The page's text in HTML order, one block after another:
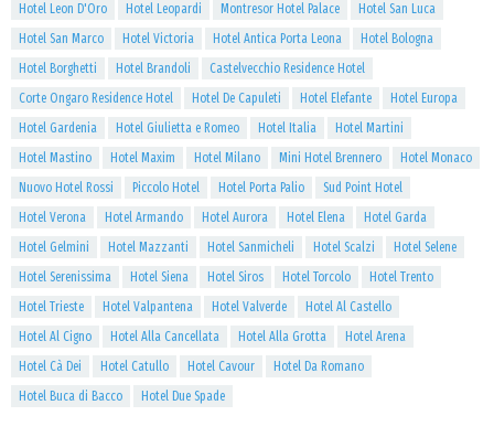
Hotel Leon D'Oro
Hotel Leopardi Montresor Hotel Palace
Hotel San Luca
Hotel San Marco
Hotel Victoria Hotel Antica Porta Leona
Hotel Bologna
Hotel Borghetti
Hotel Brandoli
Castelvecchio Residence Hotel
Corte Ongaro Residence Hotel
Hotel De Capuleti Hotel Elefante
Hotel Europa
Hotel Gardenia
Hotel Giulietta e Romeo Hotel Italia
Hotel Martini
Hotel Mastino
Hotel Maxim Hotel Milano Mini Hotel Brennero
Hotel Monaco
Nuovo Hotel Rossi
Piccolo Hotel Hotel Porta Palio
Sud Point Hotel
Hotel Verona
Hotel Armando Hotel Aurora Hotel Elena
Hotel Garda
Hotel Gelmini
Hotel Mazzanti Hotel Sanmicheli Hotel Scalzi
Hotel Selene
Hotel Serenissima
Hotel Siena Hotel Siros Hotel Torcolo
Hotel Trento
Hotel Trieste
Hotel Valpantena Hotel Valverde
Hotel Al Castello
Hotel Al Cigno
Hotel Alla Cancellata Hotel Alla Grotta
Hotel Arena
Hotel Cà Dei
Hotel Catullo Hotel Cavour
Hotel Da Romano
Hotel Buca di Bacco
Hotel Due Spade